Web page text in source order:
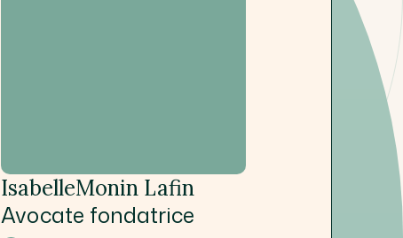
IsabelleMonin Lafin
Avocate fondatrice